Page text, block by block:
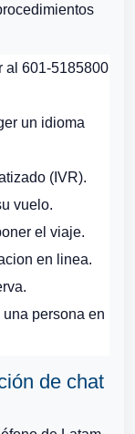
al 601-5185800
un idioma
(IVR).
vuelo.
el viaje.
en linea.
persona en
de chat